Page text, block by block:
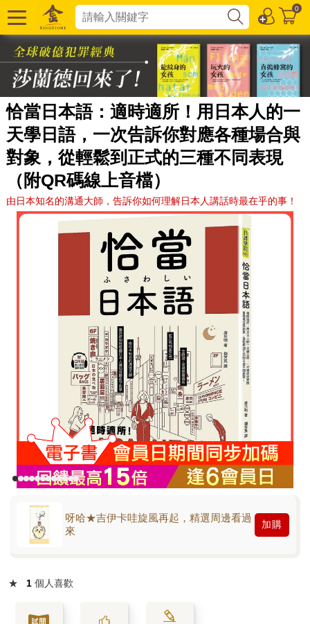
0
恰當日本語：適時適所！用日本人的一
天學日語，一次告訴你對應各種場合與
對象，從輕鬆到正式的三種不同表現
（附QR碼線上音檔）
由日本知名的溝通大師，告訴你如何理解日本人講話時最在乎的事！
呀哈★吉伊卡哇旋風再起，精選周邊看過
來
加購
★ 1 個人喜歡